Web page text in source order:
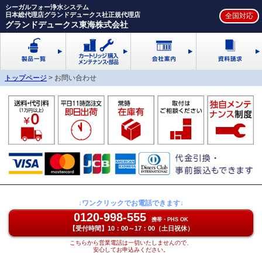
シーガルフォー浄水システム
日本総代理店グランドデュークス社正規代理店
グランドデュークス東海株式会社
トップページ > お問い合わせ
↓ワンクリックでお電話できます↓
0120-998-555 携帯・PHS OK
【受付時間】10：00～17：00（土日祝休）
こちらから営業電話は一切いたしませんので、
安心してお申込みください。